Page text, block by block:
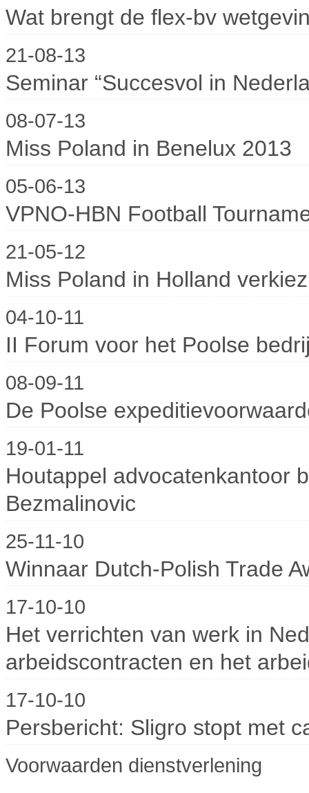
Wat brengt de flex-bv
21-08-13
Seminar “Succesvol in
08-07-13
Miss Poland in Benelux 2013
05-06-13
VPNO-HBN Football
21-05-12
Miss Poland in Holland
04-10-11
II Forum voor het Poolse
08-09-11
De Poolse
19-01-11
Houtappel advocatenkantoor
Bezmalinovic
25-11-10
Winnaar Dutch-Polish Trade
17-10-10
Het verrichten van werk in
arbeidscontracten en het
17-10-10
Persbericht: Sligro stopt met
Voorwaarden dienstverlening